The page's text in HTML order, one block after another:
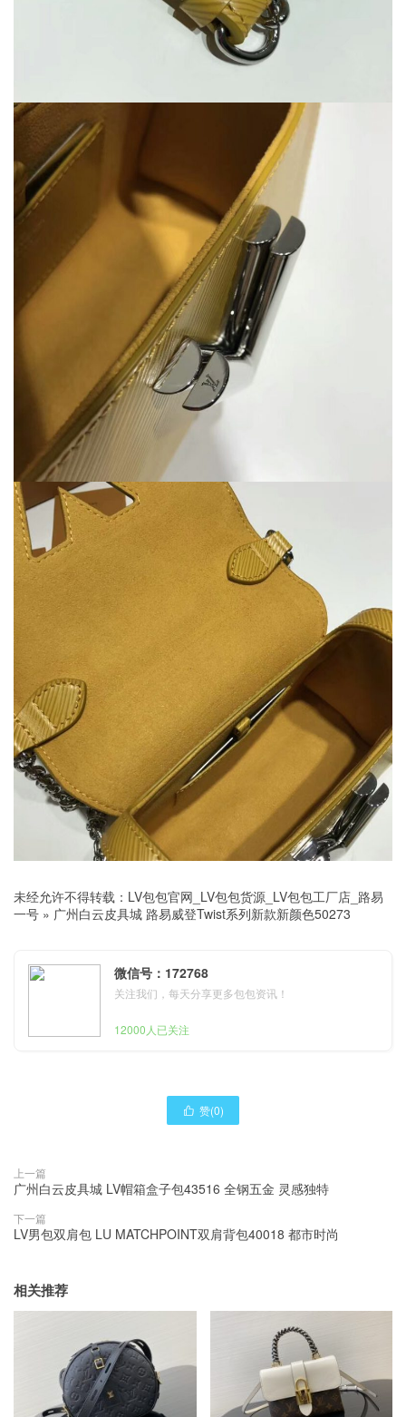
未经允许不得转载： LV包包官网_LV包包货源_LV包包工厂店_路易
一号 » 广州白云皮具城 路易威登Twist系列新款新颜色50273
微信号：172768
关注我们，每天分享更多包包资讯！
12000人已关注
 赞(0)
上一篇
广州白云皮具城 LV帽箱盒子包43516 全钢五金 灵感独特
下一篇
LV男包双肩包 LU MATCHPOINT双肩背包40018 都市时尚
相关推荐